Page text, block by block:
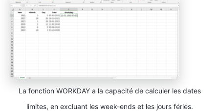
La fonction WORKDAY a la capacité de calculer les dates
limites, en excluant les week-ends et les jours fériés.